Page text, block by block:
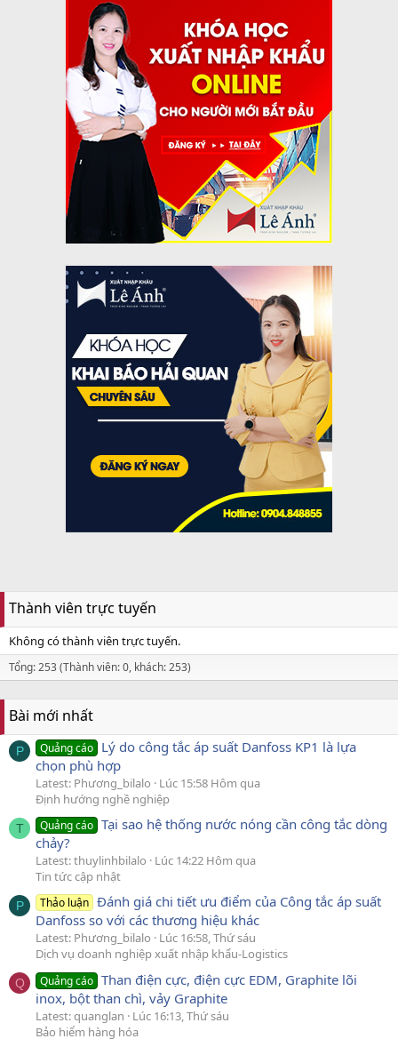
Thành viên trực tuyến
Không có thành viên trực tuyến.
Tổng: 253 (Thành viên: 0, khách: 253)
Bài mới nhất
P Quảng cáo Lý do công tắc áp suất Danfoss KP1 là lựa
chọn phù hợp
Latest: Phương_bilalo
Lúc 15:58 Hôm qua
Định hướng nghề nghiệp
T Quảng cáo Tại sao hệ thống nước nóng cần công tắc dòng
chảy?
Latest: thuylinhbilalo
Lúc 14:22 Hôm qua
Tin tức cập nhật
P Thảo luận Đánh giá chi tiết ưu điểm của Công tắc áp suất
Danfoss so với các thương hiệu khác
Latest: Phương_bilalo
Lúc 16:58, Thứ sáu
Dịch vụ doanh nghiệp xuất nhập khẩu-Logistics
Q Quảng cáo Than điện cực, điện cực EDM, Graphite lõi
inox, bột than chì, vảy Graphite
Latest: quanglan
Lúc 16:13, Thứ sáu
Bảo hiểm hàng hóa